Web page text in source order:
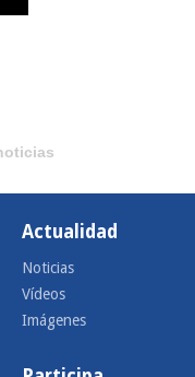
Actualidad
Noticias
Vídeos
Imágenes